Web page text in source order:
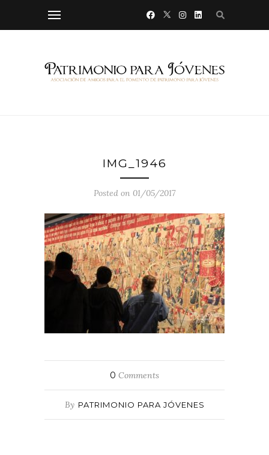
IMG_1946
Posted on 01/05/2017
0 Comments
By PATRIMONIO PARA JÓVENES